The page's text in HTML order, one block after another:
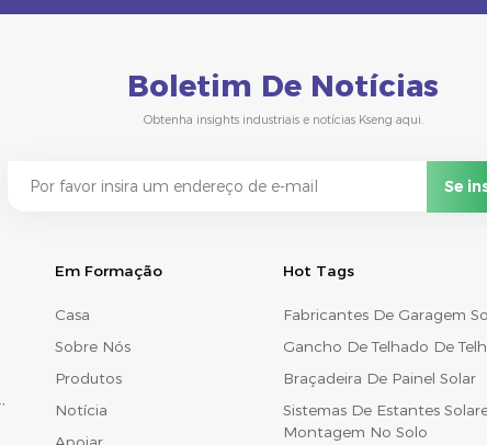
Boletim De Notícias
Obtenha insights industriais e notícias Kseng aqui.
Em Formação
Casa
Sobre Nós
Produtos
Notícia
Hot Tags
Fabricantes De Garagem
Gancho De Telhado De
Braçadeira De Painel Solar
Sistemas De Estantes
Montagem No Solo